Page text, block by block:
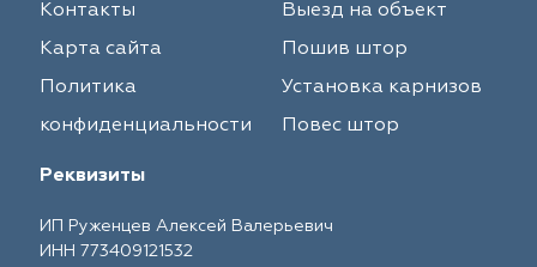
Контакты
Карта сайта
Политика
конфиденциальности
Выезд на объект
Пошив штор
Установка карнизов
Повес штор
Реквизиты
ИП Руженцев Алексей Валерьевич
ИНН 773409121532